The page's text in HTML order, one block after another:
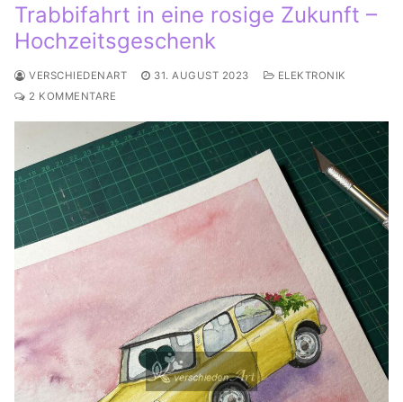
Trabbifahrt in eine rosige Zukunft –
Hochzeitsgeschenk
VERSCHIEDENART 31. AUGUST 2023
ELEKTRONIK
2 KOMMENTARE